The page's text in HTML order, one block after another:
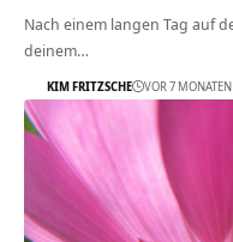
Nach einem langen Tag auf
deinem…
KIM FRITZSCHE VOR 7 MONATEN